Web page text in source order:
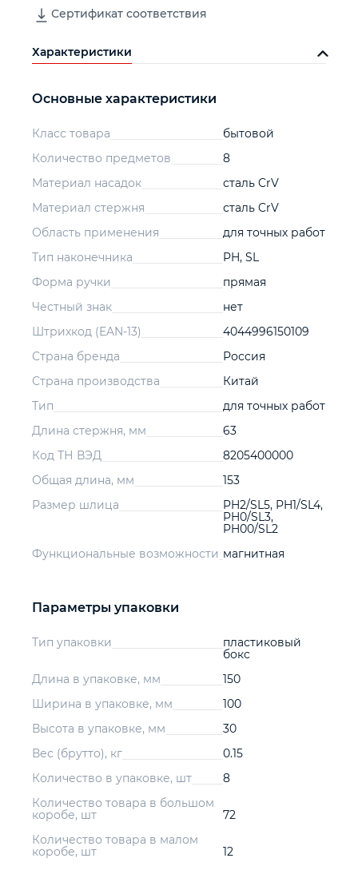
Сертификат соответствия
Характеристики
Основные характеристики
Класс товара
бытовой
Количество предметов
8
Материал насадок
сталь CrV
Материал стержня
сталь CrV
Область применения
для точных работ
Тип наконечника
PH, SL
Форма ручки
прямая
Честный знак
нет
Штрихкод (EAN-13)
4044996150109
Страна бренда
Россия
Страна производства
Китай
Тип
для точных работ
Длина стержня, мм
63
Код ТН ВЭД
8205400000
Общая длина, мм
153
Размер шлица
PH2/SL5, PH1/SL4,
PH0/SL3,
PH00/SL2
Функциональные возможности магнитная
Параметры упаковки
Тип упаковки
пластиковый
бокс
Длина в упаковке, мм
150
Ширина в упаковке, мм
100
Высота в упаковке, мм
30
Вес (брутто), кг
0.15
Количество в упаковке, шт
8
Количество товара в большом
коробе, шт
72
Количество товара в малом
коробе, шт
12